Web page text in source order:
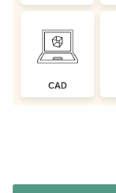
CAD